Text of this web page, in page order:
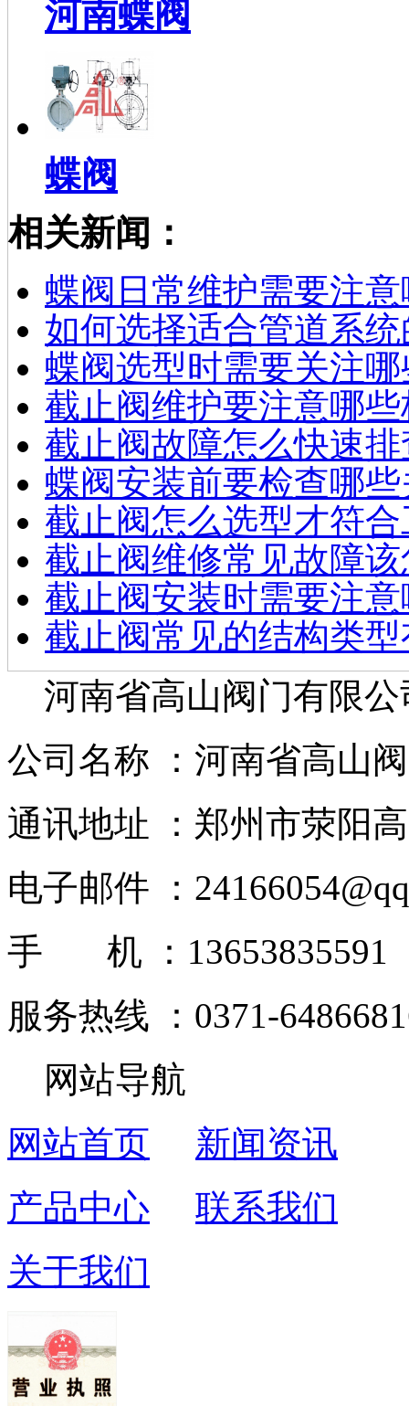
河南蝶阀
蝶阀
相关新闻：
蝶阀日常维护需要注
如何选择适合管道系
蝶阀选型时需要关注
截止阀维护要注意哪
截止阀故障怎么快速
蝶阀安装前要检查哪
截止阀怎么选型才符
截止阀维修常见故障
截止阀安装时需要注
截止阀常见的结构类
河南省高山阀门有限公
公司名称 ：河南省高山
通讯地址 ：郑州市荥阳
电子邮件 ：
手 机 ：
服务热线 ：0371-
网站导航
网站首页
新闻资讯
产品中心
联系我们
关于我们